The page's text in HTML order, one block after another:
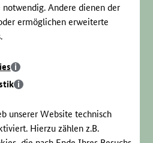
Andere dienen der
ermöglichen erweiterte
unserer Website technisch
Hierzu zählen z.B.